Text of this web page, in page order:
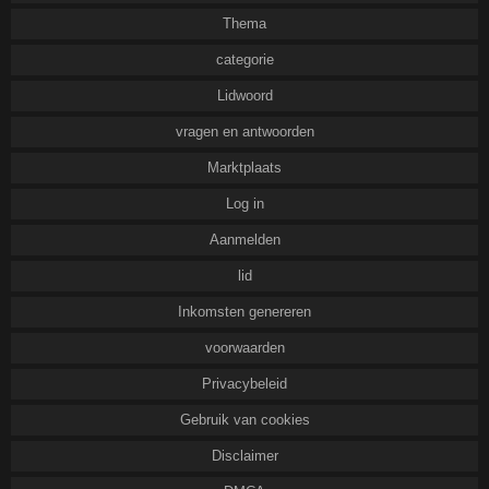
Thema
categorie
Lidwoord
vragen en antwoorden
Marktplaats
Log in
Aanmelden
lid
Inkomsten genereren
voorwaarden
Privacybeleid
Gebruik van cookies
Disclaimer